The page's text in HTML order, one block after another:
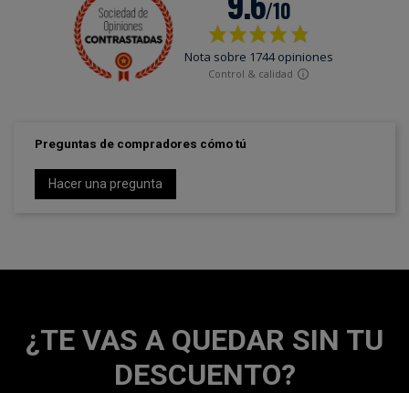
Preguntas de compradores cómo tú
Hacer una pregunta
¿TE VAS A QUEDAR SIN TU
DESCUENTO?